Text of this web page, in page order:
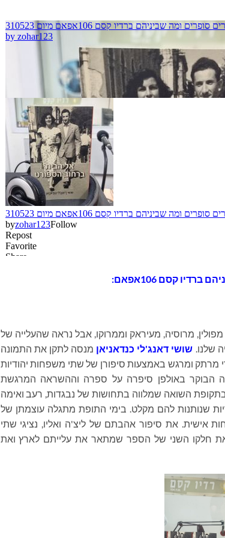
קסם 106אפאם:
מרוסיה, מעיראק וממרוקו, אבל נראה שהעלייה של
שלנו. שושי דאנג'לי כנדאניאן מנסה לתקן את התמונה
מרתק ומרגש באמצעות סיפורן של שתי משפחות יהודיות
הבוקר באולפן סיפרה על ספרה וההשראה המרגשת
השואה שמלווה בתחושות של נבגדות, רעב ואימה
שנותנות להם מקלט. בימי התופת מתגלה עוצמתן של
אישית. את סיפור אהבתם של ליצ'ה ואליו, נציגי שתי
חלקו השני של הספר שמתאר את עלייתם לארץ ואת